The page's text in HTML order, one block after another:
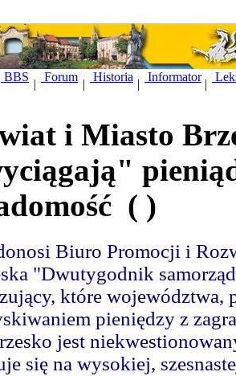
BBS
|
Forum
|
Historia
|
Informator
|
i Miasto
( )
Biuro Promocji i
"Dwutygodnik
które województwa,
pieniędzy z
jest
się na wysokiej,